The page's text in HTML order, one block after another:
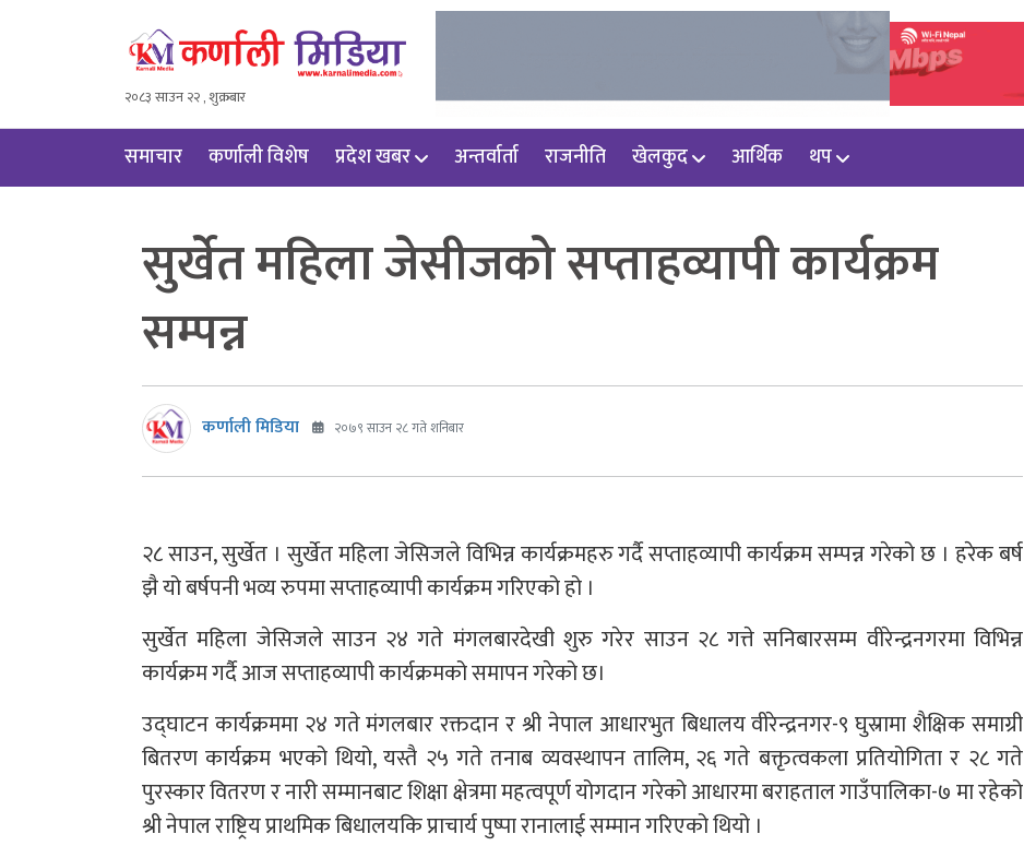
२०८३ साउन २२ , शुक्रबार
समाचार कर्णाली विशेष प्रदेश खबर अन्तर्वार्ता राजनीति खेलकुद आर्थिक थप
सुर्खेत महिला जेसीजको सप्ताहव्यापी कार्यक्रम
सम्पन्न
कर्णाली मिडिया २०७९ साउन २८ गते शनिबार
२८ साउन, सुर्खेत । सुर्खेत महिला जेसिजले विभिन्न कार्यक्रमहरु गर्दै सप्ताहव्यापी कार्यक्रम सम्पन्न गरेको छ । हरेक बर्ष
झै यो बर्षपनी भव्य रुपमा सप्ताहव्यापी कार्यक्रम गरिएको हो ।
सुर्खेत महिला जेसिजले साउन २४ गते मंगलबारदेखी शुरु गरेर साउन २८ गत्ते सनिबारसम्म वीरेन्द्रनगरमा विभिन्न
कार्यक्रम गर्दै आज सप्ताहव्यापी कार्यक्रमको समापन गरेको छ।
उद्घाटन कार्यक्रममा २४ गते मंगलबार रक्तदान र श्री नेपाल आधारभुत बिधालय वीरेन्द्रनगर-९ घुस्रामा शैक्षिक समाग्री
बितरण कार्यक्रम भएको थियो, यस्तै २५ गते तनाब व्यवस्थापन तालिम, २६ गते बक्तृत्वकला प्रतियोगिता र २८ गते
पुरस्कार वितरण र नारी सम्मानबाट शिक्षा क्षेत्रमा महत्वपूर्ण योगदान गरेको आधारमा बराहताल गाउँपालिका-७ मा रहेको
श्री नेपाल राष्ट्रिय प्राथमिक बिधालयकि प्राचार्य पुष्पा रानालाई सम्मान गरिएको थियो ।